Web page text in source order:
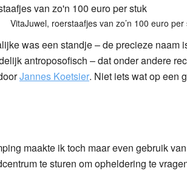
VitaJuwel, roerstaafjes van zo’n 100 euro per
was een standje – de precieze naam
antroposofisch – dat onder andere
Jannes Koetsier. Niet iets wat op een
maakte ik toch maar even gebruik
te sturen om opheldering te